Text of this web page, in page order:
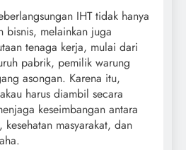
IHT tidak hanya
bisnis, melainkan juga
tenaga kerja, mulai dari
pabrik, pemilik warung
asongan. Karena itu,
harus diambil secara
keseimbangan antara
masyarakat, dan